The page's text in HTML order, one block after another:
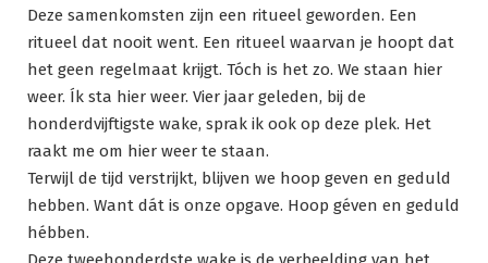
Deze samenkomsten zijn een ritueel geworden. Een
ritueel dat nooit went. Een ritueel waarvan je hoopt dat
het geen regelmaat krijgt. Tóch is het zo. We staan hier
weer. Ík sta hier weer. Vier jaar geleden, bij de
honderdvijftigste wake, sprak ik ook op deze plek. Het
raakt me om hier weer te staan.
Terwijl de tijd verstrijkt, blijven we hoop geven en geduld
hebben. Want dát is onze opgave. Hoop géven en geduld
hébben.